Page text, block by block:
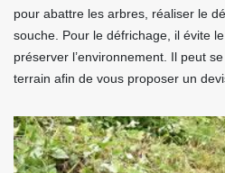
pour abattre les arbres, réaliser le
souche. Pour le défrichage, il évite
préserver l’environnement. Il peut
terrain afin de vous proposer un